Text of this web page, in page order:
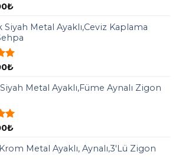
₺
Siyah Metal Ayaklı,Ceviz Kaplama
₺
Metal Ayaklı,Füme Aynalı Zigon
₺
Metal Ayaklı, Aynalı,3'Lü Zigon